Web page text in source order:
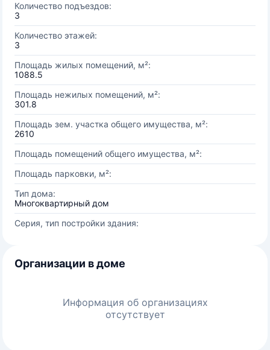
Количество подъездов:
3
Количество этажей:
3
Площадь жилых помещений, м²:
1088.5
Площадь нежилых помещений, м²:
301.8
Площадь зем. участка общего имущества, м²:
2610
Площадь помещений общего имущества, м²:
Площадь парковки, м²:
Тип дома:
Многоквартирный дом
Серия, тип постройки здания:
Организации в доме
Информация об организациях
отсутствует